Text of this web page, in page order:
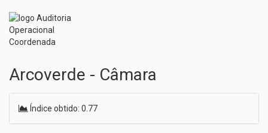
Arcoverde - Câmara
Índice obtido: 0.77